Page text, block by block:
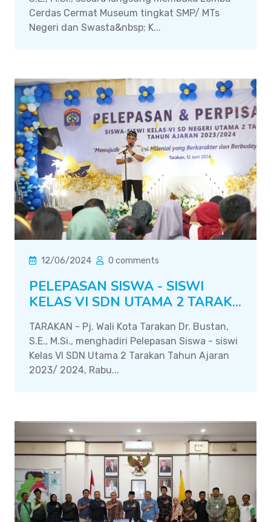
Cerdas Cermat Museum tingkat SMP/ MTs
Negeri dan Swasta&nbsp; K...
12/06/2024 0 comments
PELEPASAN SISWA - SISWI
KELAS VI SDN UTAMA 2 TARAK...
TARAKAN - Pj. Wali Kota Tarakan Dr. Bustan,
S.E., M.Si., menghadiri Pelepasan Siswa - siswi
Kelas VI SDN Utama 2 Tarakan Tahun Ajaran
2023/ 2024, Rabu...